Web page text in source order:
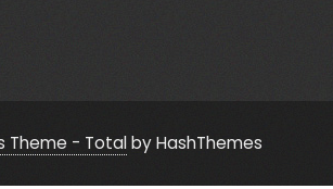
Theme - Totalby HashThemes